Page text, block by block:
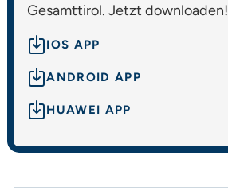
Gesamttirol. Jetzt downloaden!
IOS APP
ANDROID APP
HUAWEI APP